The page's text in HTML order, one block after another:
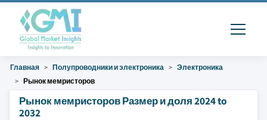
Главная Полупроводники и электроника
Электроника
Рынок мемристоров
Рынок мемристоров Размер и доля 2024 to
2032